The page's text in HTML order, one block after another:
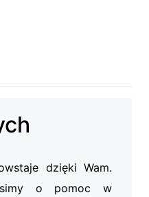
dzięki Wam.
o pomoc w